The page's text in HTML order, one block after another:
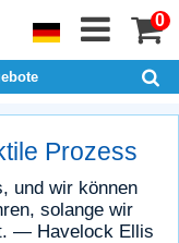
0
Prozess
und wir können
solange wir
— Havelock Ellis